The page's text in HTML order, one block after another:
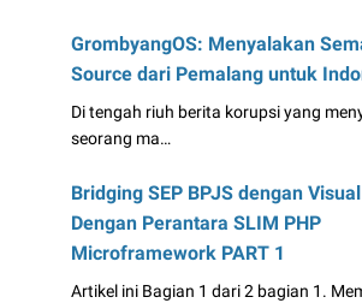
GrombyangOS: Menyalakan
Source dari Pemalang untuk
Di tengah riuh berita korupsi yang
seorang ma…
Bridging SEP BPJS dengan
Dengan Perantara SLIM PHP
Microframework PART 1
Artikel ini Bagian 1 dari 2 bagian 1.